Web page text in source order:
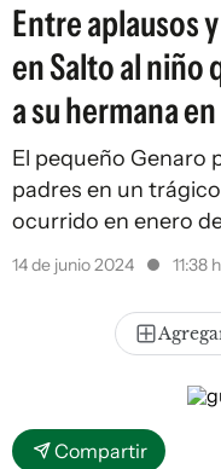
Entre aplausos
en Salto al niño
a su hermana
El pequeño Genaro
padres en un
ocurrido en enero
14 de junio 2024 11:38
Compartir